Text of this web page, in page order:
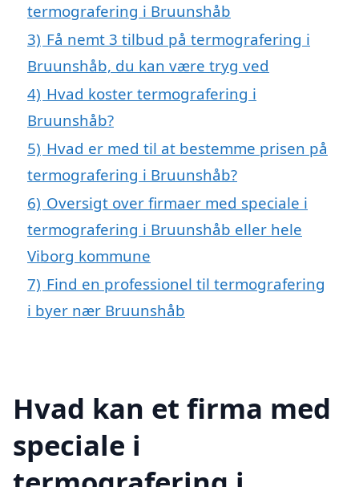
termografering i Bruunshåb
3) Få nemt 3 tilbud på termografering i
Bruunshåb, du kan være tryg ved
4) Hvad koster termografering i
Bruunshåb?
5) Hvad er med til at bestemme prisen på
termografering i Bruunshåb?
6) Oversigt over firmaer med speciale i
termografering i Bruunshåb eller hele
Viborg kommune
7) Find en professionel til termografering
i byer nær Bruunshåb
Hvad kan et firma med
speciale i